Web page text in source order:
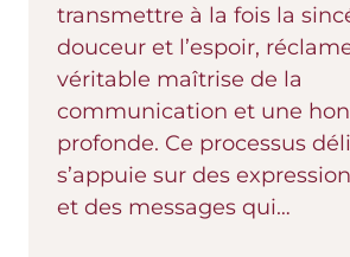
transmettre à la fois la
douceur et l’espoir,
véritable maîtrise de la
communication et une
profonde. Ce processus
s’appuie sur des
et des messages qui…